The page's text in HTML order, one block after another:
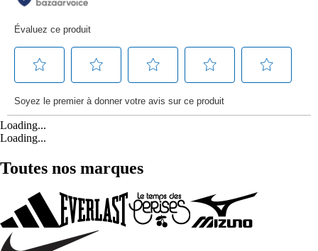
Loading...
Loading...
Toutes nos marques